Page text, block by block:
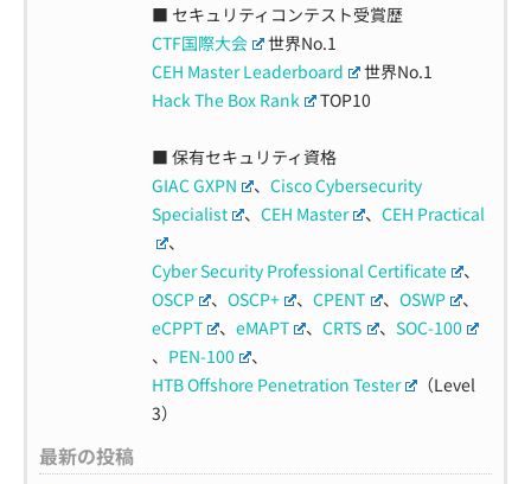
■ セキュリティコンテスト受賞歴
CTF国際大会
世界No.1
CEH Master Leaderboard
世界No.1
Hack The Box Rank
TOP10
■ 保有セキュリティ資格
GIAC GXPN
、Cisco Cybersecurity
Specialist
、CEH Master 、CEH Practical
、
Cyber Security Professional Certificate
、
OSCP
、OSCP+ 、CPENT 、 OSWP
、
eCPPT
、eMAPT 、CRTS 、 SOC-100
、 PEN-100
、
HTB Offshore Penetration Tester
（Level
3）
最新の投稿